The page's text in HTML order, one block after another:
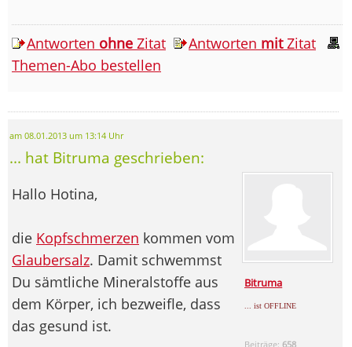
Antworten ohne Zitat Antworten mitZitat
Themen-Abo bestellen
am 08.01.2013 um 13:14 Uhr
... hat Bitruma geschrieben:
Bitruma
... ist OFFLINE
Beiträge: 658
Hallo Hotina,
die Kopfschmerzen kommen vom
Glaubersalz. Damit schwemmst
Du sämtliche Mineralstoffe aus
dem Körper, ich bezweifle, dass
das gesund ist.